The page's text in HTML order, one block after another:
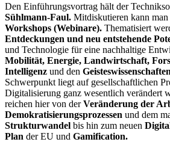
Den Einführungsvortrag hält der
Sühlmann-Faul. Mitdiskutieren kann man
Workshops (Webinare). Thematisiert
Entdeckungen und neu entstehende
und Technologie für eine nachhaltige
Mobilität, Energie, Landwirtschaft,
Intelligenz und den Geisteswissenschaften
Schwerpunkt liegt auf gesellschaftlichen
Digitalisierung ganz wesentlich verändert
reichen hier von derVeränderung der
Demokratisierungsprozessen und dem
Strukturwandel bis hin zum neuen
Plan der EU und Gamification.